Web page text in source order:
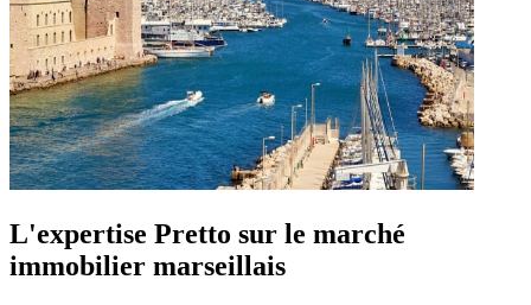
L'expertise Pretto sur le marché
immobilier marseillais